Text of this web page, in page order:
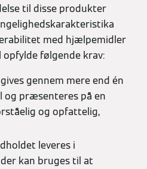
til disse produkter
med hjælpemidler
følgende krav:
gennem mere end én
og præsenteres på en
og opfattelig,
leveres i
kan bruges til at